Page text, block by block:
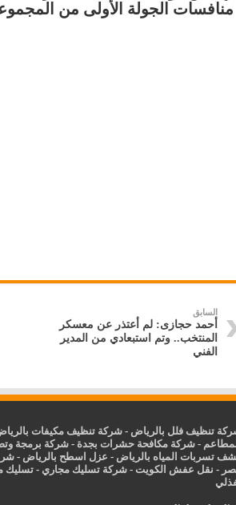
منافسات الجولة الأولى من المجموعة
السابق
أحمد حجازى: لم أعتذر عن معسكر
المنتخب.. وتم استبعادي من المدير
الفني
تنظيف فلل بالرياض -شركة تنظيف مكيفات
-شركة مكافحة حشرات بجدة -شركة برمجة
تسربات المياه بالرياض - عزل اسطح بالرياض -
- نقل عفش الكويت -شركة تسليك مجاري -تسليك